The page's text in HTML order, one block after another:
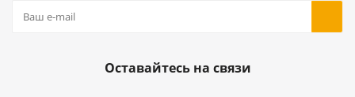
Оставайтесь на связи